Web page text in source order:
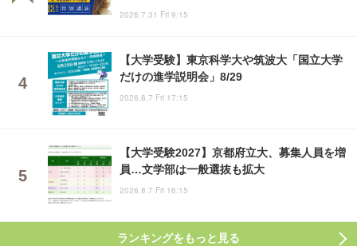
2026.7.31 Fri 9:15
【大学受験】東京科学大や筑波大「国立大学
だけの進学説明会」8/29
2026.8.7 Fri 17:15
【大学受験2027】京都府立大、募集人員を増
員…文学部は一般選抜も拡大
2026.8.7 Fri 16:15
ランキングをもっと見る